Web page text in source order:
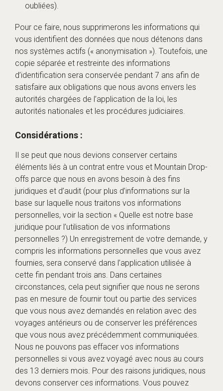
oubliées).
Pour ce faire, nous supprimerons les informations qui
vous identifient des données que nous détenons dans
nos systèmes actifs (« anonymisation »). Toutefois, une
copie séparée et restreinte des informations
d’identification sera conservée pendant 7 ans afin de
satisfaire aux obligations que nous avons envers les
autorités chargées de l’application de la loi, les
autorités nationales et les procédures judiciaires.
Considérations :
Il se peut que nous devions conserver certains
éléments liés à un contrat entre vous et Mountain Drop-
offs parce que nous en avons besoin à des fins
juridiques et d’audit (pour plus d’informations sur la
base sur laquelle nous traitons vos informations
personnelles, voir la section « Quelle est notre base
juridique pour l’utilisation de vos informations
personnelles ?) Un enregistrement de votre demande, y
compris les informations personnelles que vous avez
fournies, sera conservé dans l’application utilisée à
cette fin pendant trois ans. Dans certaines
circonstances, cela peut signifier que nous ne serons
pas en mesure de fournir tout ou partie des services
que vous nous avez demandés en relation avec des
voyages antérieurs ou de conserver les préférences
que vous nous avez précédemment communiquées.
Nous ne pouvons pas effacer vos informations
personnelles si vous avez voyagé avec nous au cours
des 13 derniers mois. Pour des raisons juridiques, nous
devons conserver ces informations. Vous pouvez